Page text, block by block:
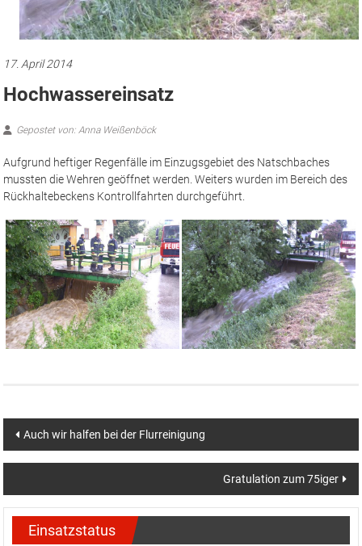
17. April 2014
Hochwassereinsatz
Gepostet von: Anna Weißenböck
Aufgrund heftiger Regenfälle im Einzugsgebiet des Natschbaches
mussten die Wehren geöffnet werden. Weiters wurden im Bereich des
Rückhaltebeckens Kontrollfahrten durchgeführt.
Beitragsnavigation
Auch wir halfen bei der Flurreinigung
Gratulation zum 75iger
Einsatzstatus